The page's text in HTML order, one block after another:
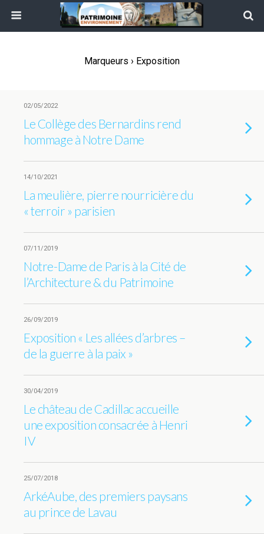
Marqueurs › Exposition
02/05/2022
Le Collège des Bernardins rend
hommage à Notre Dame
14/10/2021
La meulière, pierre nourricière du
« terroir » parisien
07/11/2019
Notre-Dame de Paris à la Cité de
l’Architecture & du Patrimoine
26/09/2019
Exposition « Les allées d’arbres –
de la guerre à la paix »
30/04/2019
Le château de Cadillac accueille
une exposition consacrée à Henri
IV
25/07/2018
ArkéAube, des premiers paysans
au prince de Lavau